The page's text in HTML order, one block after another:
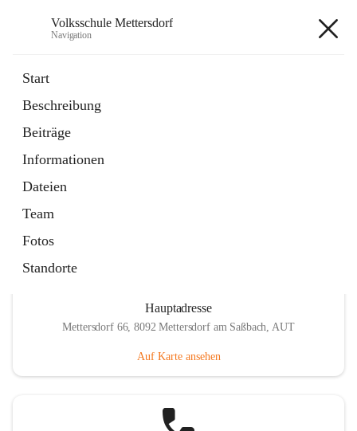
Volksschule Mettersdorf
Navigation
Start
Beschreibung
Beiträge
Informationen
Dateien
Team
Fotos
Standorte
Externe Webseite
in
Tab
Termine
Artikel
öffnet
in
neuem
Tab
Hauptadresse
Mettersdorf 66, 8092 Mettersdorf am Saßbach, AUT
Auf Karte ansehen